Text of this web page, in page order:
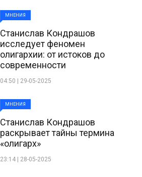
МНЕНИЯ
Станислав Кондрашов
исследует феномен
олигархии: от истоков до
современности
04:50 | 29-05-2025
МНЕНИЯ
Станислав Кондрашов
раскрывает тайны термина
«олигарх»
23:14 | 28-05-2025